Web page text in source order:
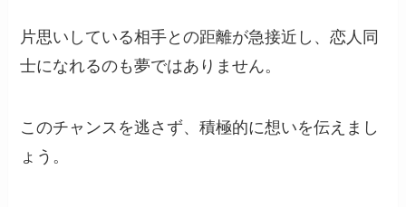
片思いしている相手との距離が急接近し、恋人同
士になれるのも夢ではありません。
このチャンスを逃さず、積極的に想いを伝えまし
ょう。